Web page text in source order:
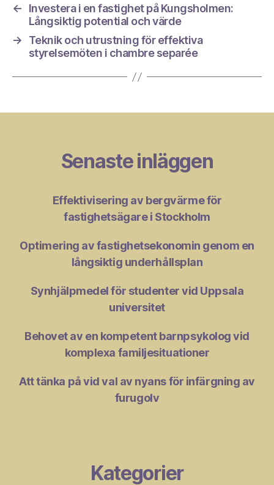
←
Investera i en fastighet på Kungsholmen:
Långsiktig potential och värde
→
Teknik och utrustning för effektiva
styrelsemöten i chambre separée
Senaste inläggen
Effektivisering av bergvärme för
fastighetsägare i Stockholm
Optimering av fastighetsekonomin genom en
långsiktig underhållsplan
Synhjälpmedel för studenter vid Uppsala
universitet
Behovet av en kompetent barnpsykolog vid
komplexa familjesituationer
Att tänka på vid val av nyans för infärgning av
furugolv
Kategorier